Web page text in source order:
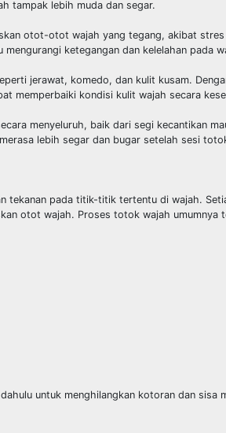
tampak lebih muda dan segar.
otot-otot wajah yang tegang, akibat stres
ketegangan dan kelelahan pada
jerawat, komedo, dan kulit kusam.
memperbaiki kondisi kulit wajah secara
menyeluruh, baik dari segi kecantikan
lebih segar dan bugar setelah sesi
tekanan pada titik-titik tertentu di wajah.
otot wajah. Proses totok wajah umumnya
untuk menghilangkan kotoran dan sisa